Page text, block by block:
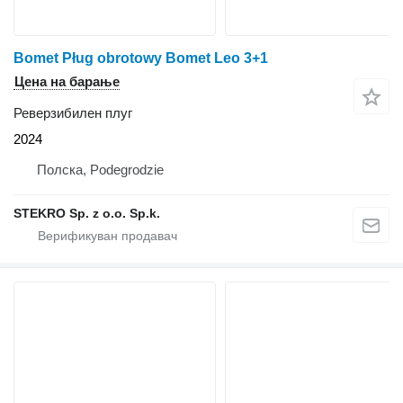
Bomet Pług obrotowy Bomet Leo 3+1
Цена на барање
Реверзибилен плуг
2024
Полска, Podegrodzie
STEKRO Sp. z o.o. Sp.k.